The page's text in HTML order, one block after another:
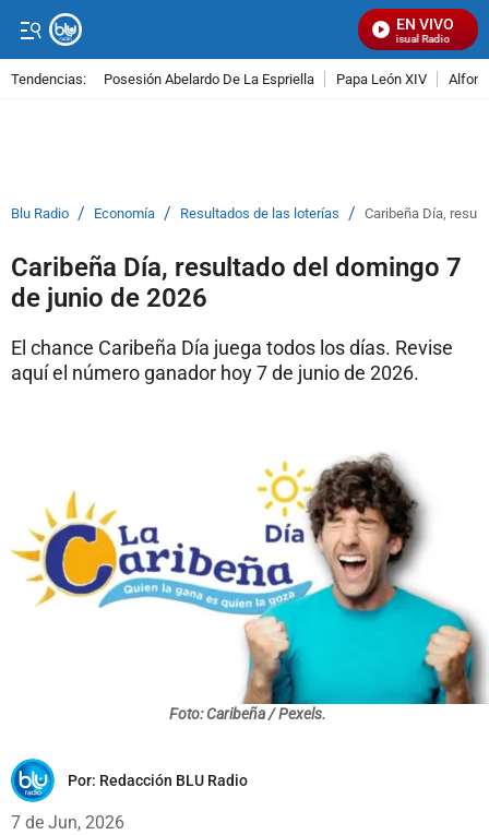
EN VIVO
Señal Visual Radio
Tendencias: Posesión Abelardo De La Espriella Papa León XIV
Blu Radio / Economía / Resultados de las loterías / Caribeña Día,
Caribeña Día, resultado del domingo 7
de junio de 2026
El chance Caribeña Día juega todos los días. Revise
aquí el número ganador hoy 7 de junio de 2026.
Foto: Caribeña / Pexels.
Por: Redacción BLU Radio
7 de Jun, 2026